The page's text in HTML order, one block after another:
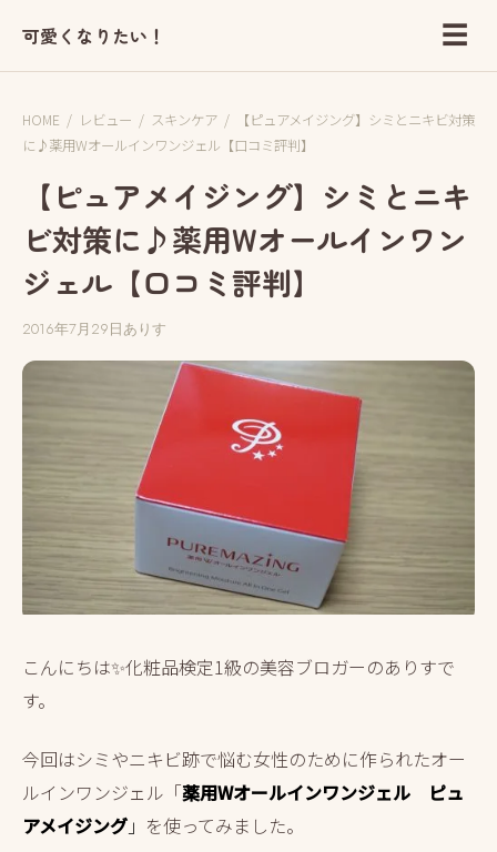
可愛くなりたい！ ☰
HOME / レビュー / スキンケア /
【ピュアメイジング】シミとニキビ対策
に♪薬用Wオールインワンジェル【口コミ評判】
【ピュアメイジング】シミとニキ
ビ対策に♪薬用Wオールインワン
ジェル【口コミ評判】
2016年7月29日ありす
こんにちは✨化粧品検定1級の美容ブロガーのありすで
す。
今回はシミやニキビ跡で悩む女性のために作られたオー
ルインワンジェル「薬用Wオールインワンジェル
ピュ
アメイジング 」 を使ってみました。